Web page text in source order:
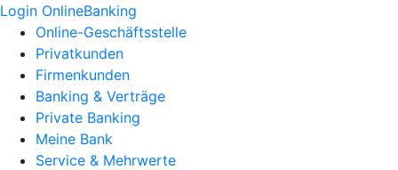
Login OnlineBanking
Online-Geschäftsstelle
Privatkunden
Firmenkunden
Banking & Verträge
Private Banking
Meine Bank
Service & Mehrwerte